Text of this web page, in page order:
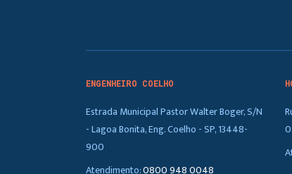
ENGENHEIRO COELHO
Estrada Municipal Pastor Walter Boger, S/N
- Lagoa Bonita, Eng. Coelho - SP, 13448-
900
Atendimento:0800 948 0048